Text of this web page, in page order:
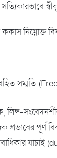
ককাস নিম্নোক্ত
সম্মতি
লিঙ্গ-
প্রভাবের পূর্ণ
যাচাই